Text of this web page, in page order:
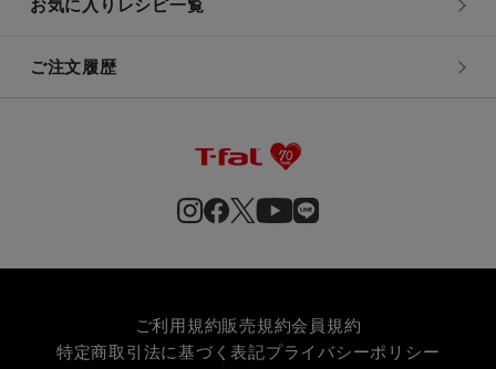
お気に入りレシピ一覧
ご注文履歴
ご利用規約販売規約会員規約
特定商取引法に基づく表記プライバシーポリシー